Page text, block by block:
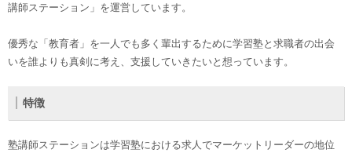
講師ステーション」を運営しています。
優秀な「教育者」を一人でも多く輩出するために学習塾と求職者の出会
いを誰よりも真剣に考え、支援していきたいと想っています。
特徴
塾講師ステーションは学習塾における求人でマーケットリーダーの地位